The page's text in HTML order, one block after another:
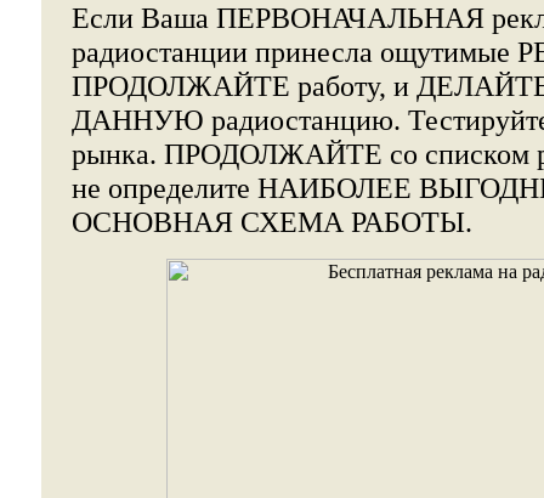
Если Ваша ПЕРВОНАЧАЛЬНАЯ
радиостанции принесла ощутимые
ПРОДОЛЖАЙТЕ работу, и ДЕЛАЙТЕ
ДАННУЮ радиостанцию.
рынка. ПРОДОЛЖАЙТЕ со списком
не определите НАИБОЛЕЕ
ОСНОВНАЯ СХЕМА РАБОТЫ.